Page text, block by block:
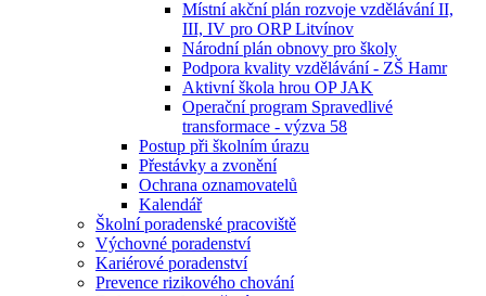
Místní akční plán rozvoje vzdělávání II,
III, IV pro ORP Litvínov
Národní plán obnovy pro školy
Podpora kvality vzdělávání - ZŠ Hamr
Aktivní škola hrou OP JAK
Operační program Spravedlivé
transformace - výzva 58
Postup při školním úrazu
Přestávky a zvonění
Ochrana oznamovatelů
Kalendář
Školní poradenské pracoviště
Výchovné poradenství
Kariérové poradenství
Prevence rizikového chování